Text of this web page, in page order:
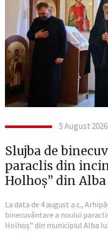
5 August 2026
Slujba de
paraclis din
Holhoș” din
La data de 4 august a.c.,
binecuvântare a noului
Holhoș” din municipiul Alba